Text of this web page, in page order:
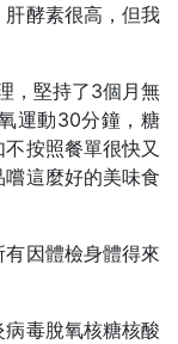
酵素很高，但我
，堅持了3個月無
運動30分鐘，糖
按照餐單很快又
這麼好的美味食
因體檢身體得來
毒脫氧核糖核酸